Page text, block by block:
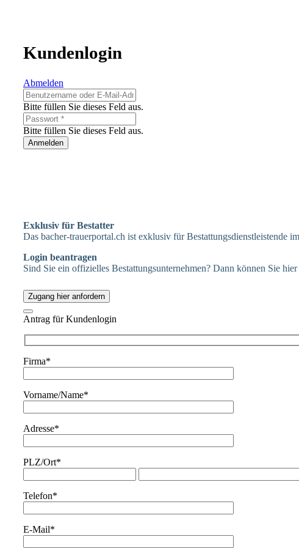
Kundenlogin
Abmelden
Bitte füllen Sie dieses Feld aus.
Bitte füllen Sie dieses Feld aus.
Anmelden
Exklusiv für Bestatter
Das bacher-trauerportal.ch ist exklusiv für Bestattungsdienstleistende
Login beantragen
Sind Sie ein offizielles Bestattungsunternehmen? Dann können Sie
Zugang hier anfordern
Antrag für Kundenlogin
Firma*
Vorname/Name*
Adresse*
PLZ/Ort*
Telefon*
E-Mail*